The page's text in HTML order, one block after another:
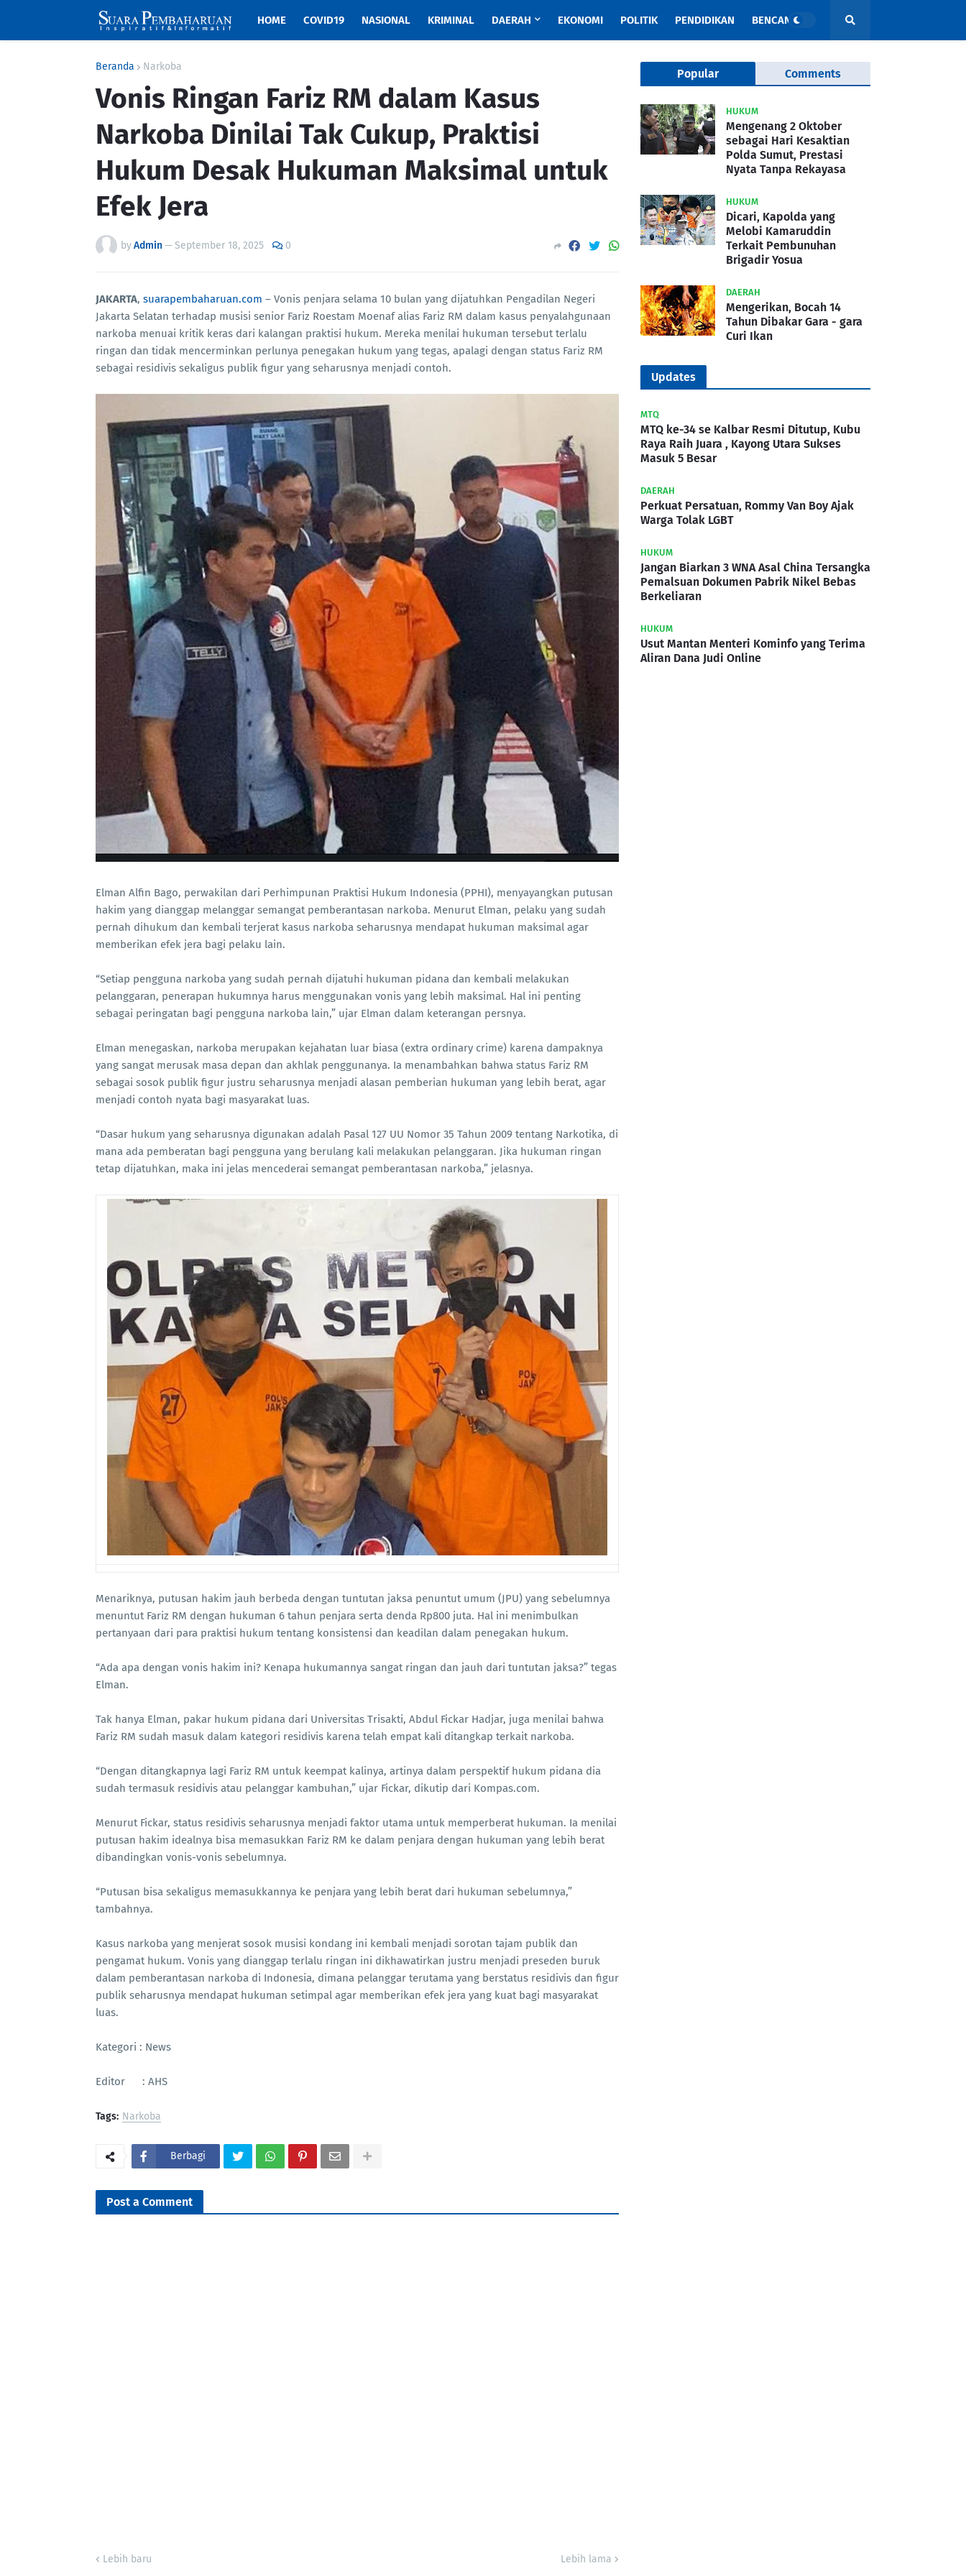
HOME COVID19 NASIONAL KRIMINAL DAERAH EKONOMI POLITIK PENDIDIKAN BENCANA
Beranda Narkoba
Vonis Ringan Fariz RM dalam Kasus
Narkoba Dinilai Tak Cukup, Praktisi
Hukum Desak Hukuman Maksimal untuk
Efek Jera
byAdmin—September 18, 2025 0
JAKARTA, suarapembaharuan.com – Vonis penjara selama 10 bulan yang dijatuhkan Pengadilan Negeri
Jakarta Selatan terhadap musisi senior Fariz Roestam Moenaf alias Fariz RM dalam kasus penyalahgunaan
narkoba menuai kritik keras dari kalangan praktisi hukum. Mereka menilai hukuman tersebut terlalu
ringan dan tidak mencerminkan perlunya penegakan hukum yang tegas, apalagi dengan status Fariz RM
sebagai residivis sekaligus publik figur yang seharusnya menjadi contoh.
Elman Alfin Bago, perwakilan dari Perhimpunan Praktisi Hukum Indonesia (PPHI), menyayangkan putusan
hakim yang dianggap melanggar semangat pemberantasan narkoba. Menurut Elman, pelaku yang sudah
pernah dihukum dan kembali terjerat kasus narkoba seharusnya mendapat hukuman maksimal agar
memberikan efek jera bagi pelaku lain.
“Setiap pengguna narkoba yang sudah pernah dijatuhi hukuman pidana dan kembali melakukan
pelanggaran, penerapan hukumnya harus menggunakan vonis yang lebih maksimal. Hal ini penting
sebagai peringatan bagi pengguna narkoba lain,” ujar Elman dalam keterangan persnya.
Elman menegaskan, narkoba merupakan kejahatan luar biasa (extra ordinary crime) karena dampaknya
yang sangat merusak masa depan dan akhlak penggunanya. Ia menambahkan bahwa status Fariz RM
sebagai sosok publik figur justru seharusnya menjadi alasan pemberian hukuman yang lebih berat, agar
menjadi contoh nyata bagi masyarakat luas.
“Dasar hukum yang seharusnya digunakan adalah Pasal 127 UU Nomor 35 Tahun 2009 tentang Narkotika, di
mana ada pemberatan bagi pengguna yang berulang kali melakukan pelanggaran. Jika hukuman ringan
tetap dijatuhkan, maka ini jelas mencederai semangat pemberantasan narkoba,” jelasnya.
Menariknya, putusan hakim jauh berbeda dengan tuntutan jaksa penuntut umum (JPU) yang sebelumnya
menuntut Fariz RM dengan hukuman 6 tahun penjara serta denda Rp800 juta. Hal ini menimbulkan
pertanyaan dari para praktisi hukum tentang konsistensi dan keadilan dalam penegakan hukum.
“Ada apa dengan vonis hakim ini? Kenapa hukumannya sangat ringan dan jauh dari tuntutan jaksa?” tegas
Elman.
Tak hanya Elman, pakar hukum pidana dari Universitas Trisakti, Abdul Fickar Hadjar, juga menilai bahwa
Fariz RM sudah masuk dalam kategori residivis karena telah empat kali ditangkap terkait narkoba.
“Dengan ditangkapnya lagi Fariz RM untuk keempat kalinya, artinya dalam perspektif hukum pidana dia
sudah termasuk residivis atau pelanggar kambuhan,” ujar Fickar, dikutip dari Kompas.com.
Menurut Fickar, status residivis seharusnya menjadi faktor utama untuk memperberat hukuman. Ia menilai
putusan hakim idealnya bisa memasukkan Fariz RM ke dalam penjara dengan hukuman yang lebih berat
dibandingkan vonis-vonis sebelumnya.
“Putusan bisa sekaligus memasukkannya ke penjara yang lebih berat dari hukuman sebelumnya,”
tambahnya.
Kasus narkoba yang menjerat sosok musisi kondang ini kembali menjadi sorotan tajam publik dan
pengamat hukum. Vonis yang dianggap terlalu ringan ini dikhawatirkan justru menjadi preseden buruk
dalam pemberantasan narkoba di Indonesia, dimana pelanggar terutama yang berstatus residivis dan figur
publik seharusnya mendapat hukuman setimpal agar memberikan efek jera yang kuat bagi masyarakat
luas.
Kategori : News
Editor : AHS
Tags: Narkoba
Berbagi
Post a Comment
Lebih baru Lebih lama
Popular Comments
HUKUM
Mengenang 2 Oktober
sebagai Hari Kesaktian
Polda Sumut, Prestasi
Nyata Tanpa Rekayasa
HUKUM
Dicari, Kapolda yang
Melobi Kamaruddin
Terkait Pembunuhan
Brigadir Yosua
DAERAH
Mengerikan, Bocah 14
Tahun Dibakar Gara - gara
Curi Ikan
Updates
MTQ
MTQ ke-34 se Kalbar Resmi Ditutup, Kubu
Raya Raih Juara , Kayong Utara Sukses
Masuk 5 Besar
DAERAH
Perkuat Persatuan, Rommy Van Boy Ajak
Warga Tolak LGBT
HUKUM
Jangan Biarkan 3 WNA Asal China Tersangka
Pemalsuan Dokumen Pabrik Nikel Bebas
Berkeliaran
HUKUM
Usut Mantan Menteri Kominfo yang Terima
Aliran Dana Judi Online